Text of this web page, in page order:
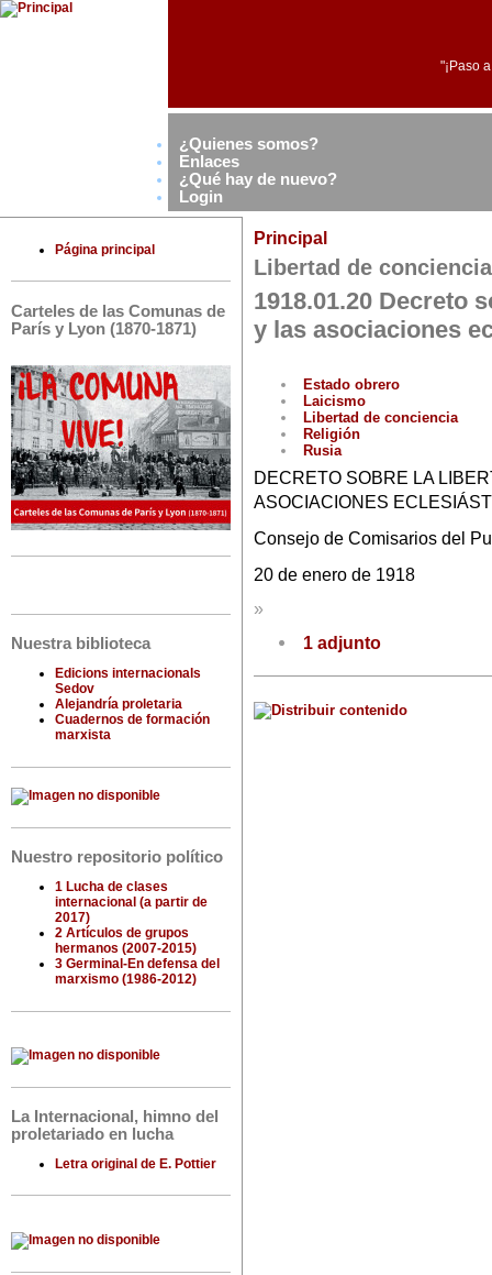
"¡Paso
¿Quienes somos?
Enlaces
¿Qué hay de nuevo?
Login
Página principal
Carteles de las Comunas de
París y Lyon (1870-1871)
Nuestra biblioteca
Edicions internacionals
Sedov
Alejandría proletaria
Cuadernos de formación
marxista
Nuestro repositorio político
1 Lucha de clases
internacional (a partir de
2017)
2 Artículos de grupos
hermanos (2007-2015)
3 Germinal-En defensa del
marxismo (1986-2012)
La Internacional, himno del
proletariado en lucha
Letra original de E. Pottier
Principal
Libertad de conciencia
1918.01.20 Decreto
y las asociaciones
Estado obrero
Laicismo
Libertad de conciencia
Religión
Rusia
DECRETO SOBRE LA
ASOCIACIONES
Consejo de Comisarios del
20 de enero de 1918
»
1 adjunto